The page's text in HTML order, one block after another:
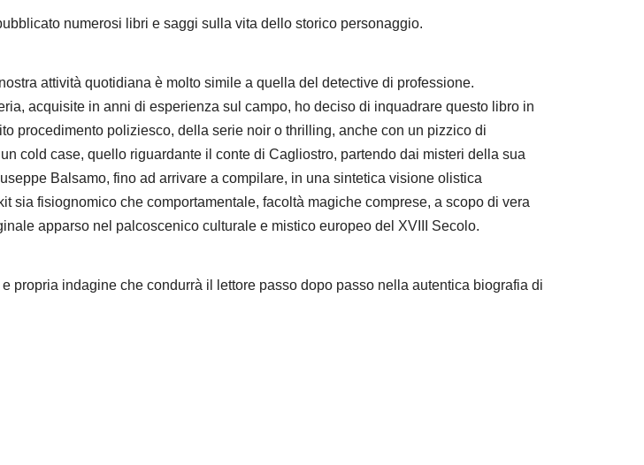
numerosi libri e saggi sulla vita dello storico personaggio.
attività quotidiana è molto simile a quella del detective di professione.
acquisite in anni di esperienza sul campo, ho deciso di inquadrare questo libro in
procedimento poliziesco, della serie noir o thrilling, anche con un pizzico di
cold case, quello riguardante il conte di Cagliostro, partendo dai misteri della sua
Balsamo, fino ad arrivare a compilare, in una sintetica visione olistica
sia fisiognomico che comportamentale, facoltà magiche comprese, a scopo di vera
apparso nel palcoscenico culturale e mistico europeo del XVIII Secolo.
propria indagine che condurrà il lettore passo dopo passo nella autentica biografia di